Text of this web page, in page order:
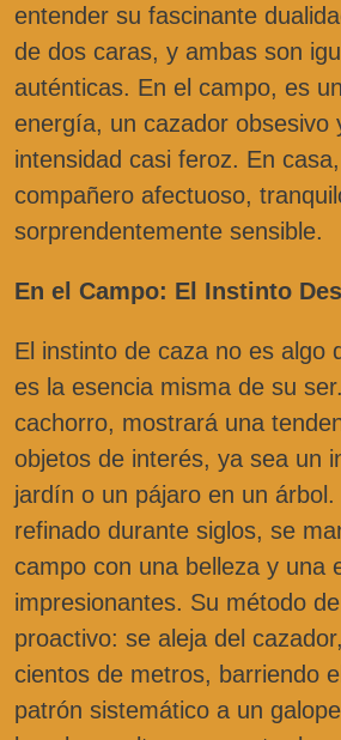
entender su fascinante
de dos caras, y ambas son
auténticas. En el campo, es
energía, un cazador obsesivo
intensidad casi feroz. En
compañero afectuoso,
sorprendentemente sensible.
En el Campo: El Instinto
El instinto de caza no es algo
es la esencia misma de su
cachorro, mostrará una
objetos de interés, ya sea un
jardín o un pájaro en un
refinado durante siglos, se
campo con una belleza y una
impresionantes. Su método
proactivo: se aleja del
cientos de metros, barriendo
patrón sistemático a un